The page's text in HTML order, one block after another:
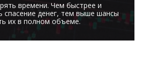
времени. Чем быстрее и
спасение денег, тем выше шансы
их в полном объеме.